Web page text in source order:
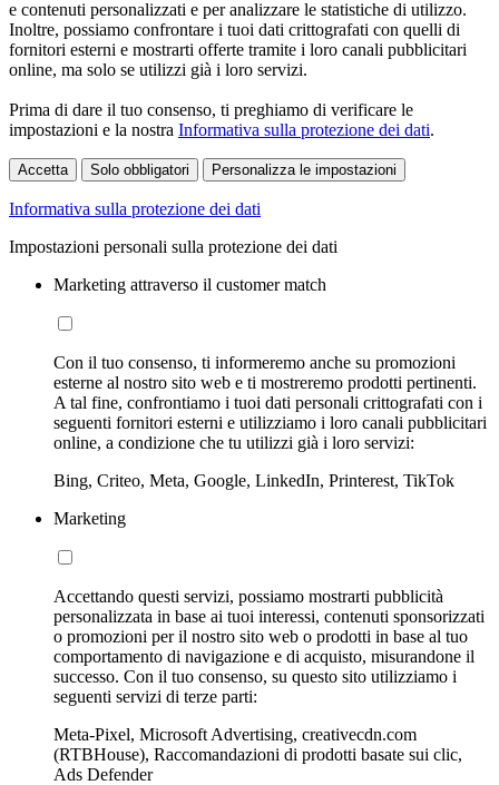
e contenuti personalizzati e per analizzare le statistiche di utilizzo.
Inoltre, possiamo confrontare i tuoi dati crittografati con quelli di
fornitori esterni e mostrarti offerte tramite i loro canali pubblicitari
online, ma solo se utilizzi già i loro servizi.
Prima di dare il tuo consenso, ti preghiamo di verificare le
impostazioni e la nostra Informativa sulla protezione dei dati.
Accetta Solo obbligatori Personalizza le impostazioni
Informativa sulla protezione dei dati
Impostazioni personali sulla protezione dei dati
Marketing attraverso il customer match
Con il tuo consenso, ti informeremo anche su promozioni
esterne al nostro sito web e ti mostreremo prodotti pertinenti.
A tal fine, confrontiamo i tuoi dati personali crittografati con i
seguenti fornitori esterni e utilizziamo i loro canali pubblicitari
online, a condizione che tu utilizzi già i loro servizi:
Bing, Criteo, Meta, Google, LinkedIn, Printerest, TikTok
Marketing
Accettando questi servizi, possiamo mostrarti pubblicità
personalizzata in base ai tuoi interessi, contenuti sponsorizzati
o promozioni per il nostro sito web o prodotti in base al tuo
comportamento di navigazione e di acquisto, misurandone il
successo. Con il tuo consenso, su questo sito utilizziamo i
seguenti servizi di terze parti:
Meta-Pixel, Microsoft Advertising, creativecdn.com
(RTBHouse), Raccomandazioni di prodotti basate sui clic,
Ads Defender